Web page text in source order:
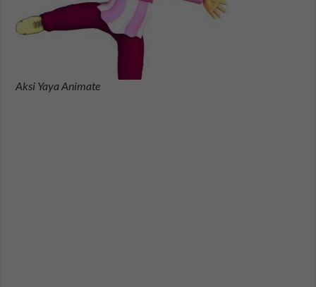
Aksi Yaya Animate